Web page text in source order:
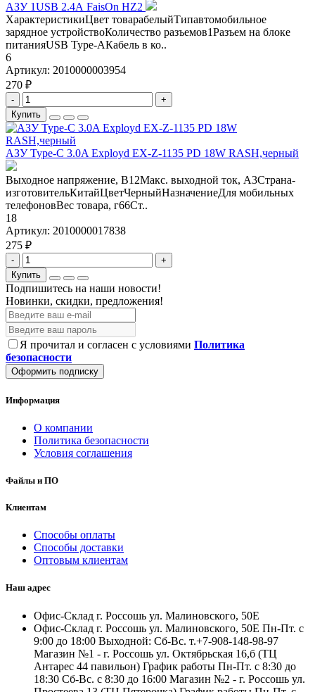
АЗУ 1USB 2.4А FaisOn HZ2
ХарактеристикиЦвет товарабелыйТипавтомобильное
зарядное устройствоКоличество разъемов1Разъем на блоке
питанияUSB Type-AКабель в ко..
6
Артикул: 2010000003954
270 ₽
-
+
Купить
АЗУ Type-C 3.0A Exployd EX-Z-1135 PD 18W RASH,черный
Выходное напряжение, В12Макс. выходной ток, А3Страна-
изготовительКитайЦветЧерныйНазначениеДля мобильных
телефоновВес товара, г66Ст..
18
Артикул: 2010000017838
275 ₽
-
+
Купить
Подпишитесь на наши новости!
Новинки, скидки, предложения!
Я прочитал и согласен с условиями Политика
безопасности
Оформить подписку
Информация
О компании
Политика безопасности
Условия соглашения
Файлы и ПО
Клиентам
Способы оплаты
Способы доставки
Оптовым клиентам
Наш адрес
Офис-Склад г. Россошь ул. Малиновского, 50Е
Офис-Склад г. Россошь ул. Малиновского, 50Е Пн-Пт. с
9:00 до 18:00 Выходной: Сб-Вс. т.+7-908-148-98-97
Магазин №1 - г. Россошь ул. Октябрьская 16,б (ТЦ
Антарес 44 павильон) График работы Пн-Пт. с 8:30 до
18:30 Сб-Вс. с 8:30 до 16:00 Магазин №2 - г. Россошь ул.